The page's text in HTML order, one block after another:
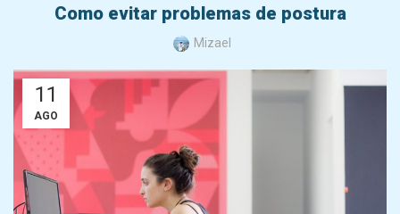
Como evitar problemas de postura
Mizael
11
AGO